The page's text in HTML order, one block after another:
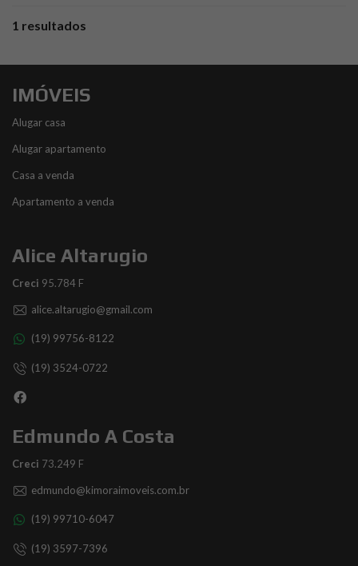
1 resultados
IMÓVEIS
Alugar casa
Alugar apartamento
Casa a venda
Apartamento a venda
Alice Altarugio
Creci 95.784 F
alice.altarugio@gmail.com
(19) 99756-8122
(19) 3524-0722
Edmundo A Costa
Creci 73.249 F
edmundo@kimoraimoveis.com.br
(19) 99710-6047
(19) 3597-7396